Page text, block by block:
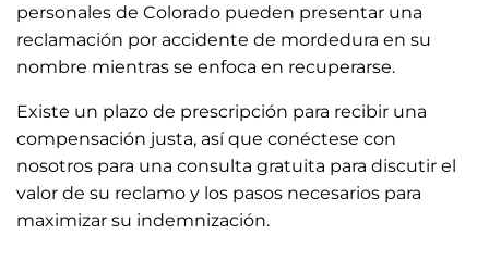
personales de Colorado pueden presentar una
reclamación por accidente de mordedura en su
nombre mientras se enfoca en recuperarse.
Existe un plazo de prescripción para recibir una
compensación justa, así que conéctese con
nosotros para una consulta gratuita para discutir el
valor de su reclamo y los pasos necesarios para
maximizar su indemnización.